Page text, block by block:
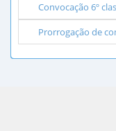
Convocação 6º
Prorrogação de